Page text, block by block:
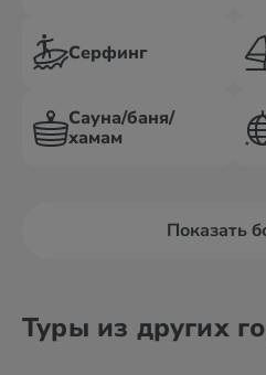
Серфинг
Сауна/баня/
хамам
Показать
Туры из других